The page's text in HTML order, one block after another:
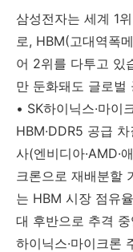
삼성전자는 세계 1
로, HBM(고대역폭
어 2위를 다투고 있
만 둔화돼도 글로벌
• SK하이닉스·마
HBM·DDR5 공급
사(엔비디아·AMD·
크론으로 재배분할
는 HBM 시장 점유
대 후반으로 추격
하이닉스·마이크론